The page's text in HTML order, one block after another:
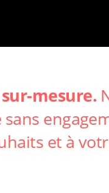
mesure.
et à